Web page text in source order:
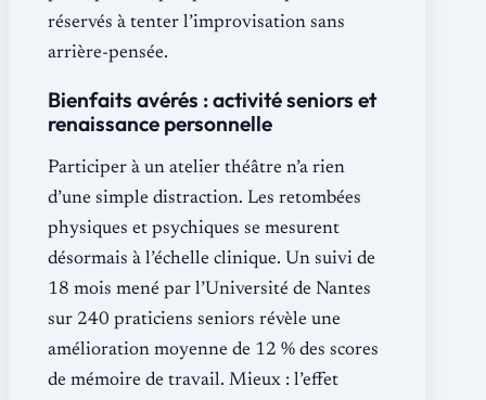
réservés à tenter l’improvisation sans
arrière-pensée.
Bienfaits avérés : activité seniors et
renaissance personnelle
Participer à un atelier théâtre n’a rien
d’une simple distraction. Les retombées
physiques et psychiques se mesurent
désormais à l’échelle clinique. Un suivi de
18 mois mené par l’Université de Nantes
sur 240 praticiens seniors révèle une
amélioration moyenne de 12 % des scores
de mémoire de travail. Mieux : l’effet